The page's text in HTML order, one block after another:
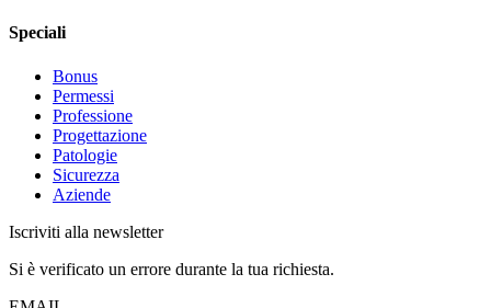
Speciali
Bonus
Permessi
Professione
Progettazione
Patologie
Sicurezza
Aziende
Iscriviti alla newsletter
Si è verificato un errore durante la tua richiesta.